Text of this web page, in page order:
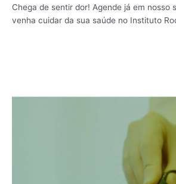
Chega de sentir dor! Agende já em nosso
venha cuidar da sua saúde no Instituto